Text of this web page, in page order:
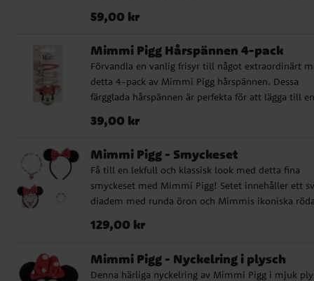
officiellt licensierad produkt.
Pris :59,00 kr
59,00 kr
Mimmi Pigg Hårspännen 4-pack
Förvandla en vanlig frisyr till något extraordinärt
detta 4-pack av Mimmi Pigg hårspännen. Dessa
färgglada hårspännen är perfekta för att lägga till en
för varje Mimmi Pigg-älskare.
Pris :39,00 kr
39,00 kr
Mimmi Pigg - Smyckeset
Få till en lekfull och klassisk look med detta fina
smyckeset med Mimmi Pigg! Setet innehåller ett
diadem med runda öron och Mimmis ikoniska röda
bokstäverna "MINNIE", samt ett matchande halsband
fans.
Pris: 129,00 kr
129,00 kr
Mimmi Pigg - Nyckelring i plysch
Denna härliga nyckelring av Mimmi Pigg i mjuk